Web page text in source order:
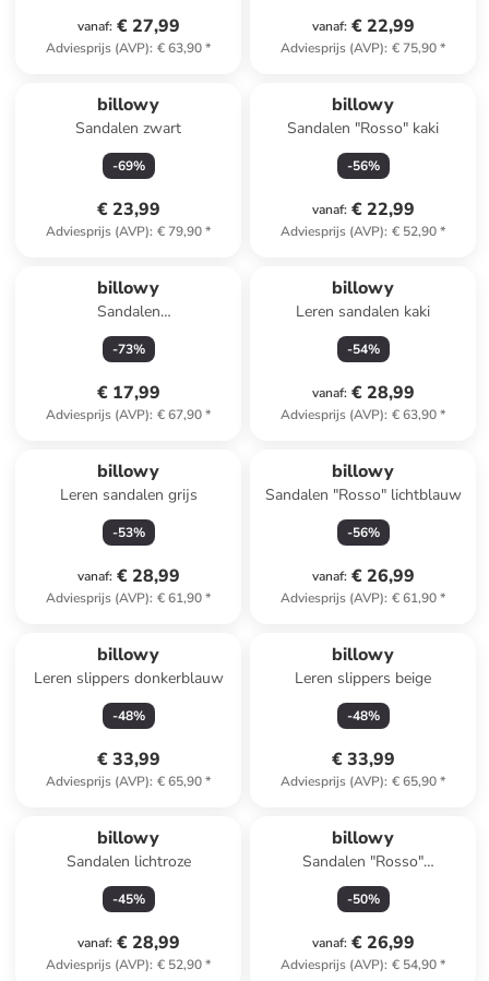
vanaf: € 27,99
Adviesprijs (AVP): € 63,90*
vanaf: € 22,99
Adviesprijs (AVP): € 75,90*
billowy
Sandalen zwart
-69%
€ 23,99
Adviesprijs (AVP): € 79,90*
billowy
Sandalen "Rosso" kaki
-56%
vanaf: € 22,99
Adviesprijs (AVP): € 52,90*
billowy
Sandalen
goudkleurig/meerkleurig
-73%
€ 17,99
Adviesprijs (AVP): € 67,90*
billowy
Leren sandalen kaki
-54%
vanaf: € 28,99
Adviesprijs (AVP): € 63,90*
billowy
Leren sandalen grijs
-53%
vanaf: € 28,99
Adviesprijs (AVP): € 61,90*
billowy
Sandalen "Rosso" lichtblauw
-56%
vanaf: € 26,99
Adviesprijs (AVP): € 61,90*
billowy
Leren slippers donkerblauw
-48%
€ 33,99
Adviesprijs (AVP): € 65,90*
billowy
Leren slippers beige
-48%
€ 33,99
Adviesprijs (AVP): € 65,90*
billowy
Sandalen lichtroze
-45%
vanaf: € 28,99
Adviesprijs (AVP): € 52,90*
billowy
Sandalen "Rosso"
donkerblauw
-50%
vanaf: € 26,99
Adviesprijs (AVP): € 54,90*